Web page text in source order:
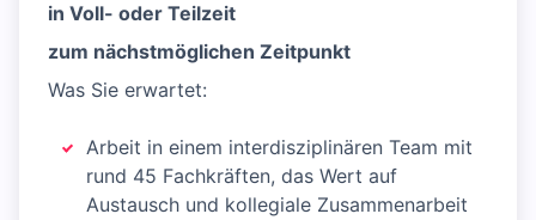
in Voll- oder Teilzeit
zum nächstmöglichen Zeitpunkt
Was Sie erwartet:
Arbeit in einem interdisziplinären Team mit
rund 45 Fachkräften, das Wert auf
Austausch und kollegiale Zusammenarbeit